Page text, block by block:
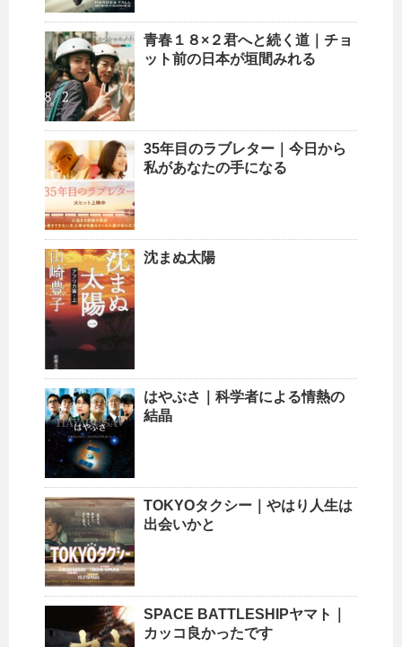
青春１８×２君へと続く道｜チョ
ット前の日本が垣間みれる
35年目のラブレター｜今日から
私があなたの手になる
沈まぬ太陽
はやぶさ｜科学者による情熱の
結晶
TOKYOタクシー｜やはり人生は
出会いかと
SPACE BATTLESHIPヤマト｜
カッコ良かったです